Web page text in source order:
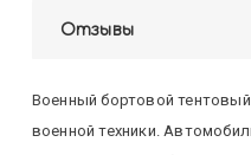
Отзывы
Военный бортовой
военной техники.